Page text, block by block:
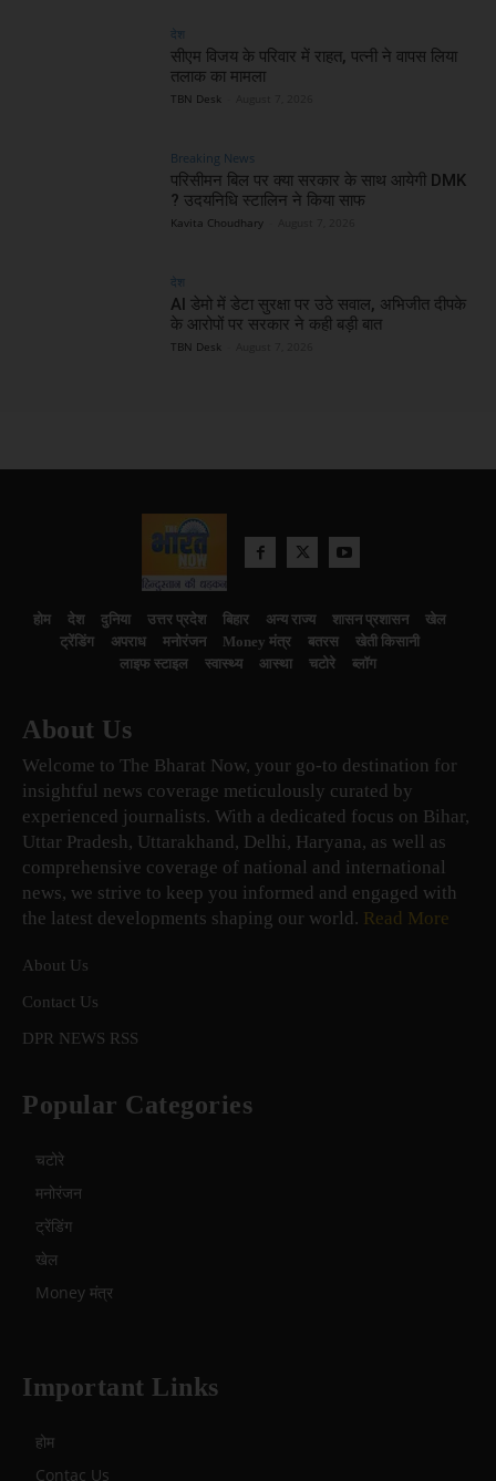
देश
सीएम विजय के परिवार में राहत, पत्नी ने वापस लिया
तलाक का मामला
TBN Desk
Breaking News
परिसीमन बिल पर क्या सरकार के साथ आयेगी DMK
? उदयनिधि स्टालिन ने किया साफ
Kavita Choudhary
देश
AI डेमो में डेटा सुरक्षा पर उठे सवाल, अभिजीत दीपके
के आरोपों पर सरकार ने कही बड़ी बात
TBN Desk
होम देश दुनिया उत्तर प्रदेश बिहार अन्य राज्य शासन प्रशासन
खेल
ट्रेंडिंग
अपराध मनोरंजन Money मंत्र बतरस
खेती किसानी
लाइफ स्टाइल
स्वास्थ्य आस्था चटोरे ब्लॉग
About Us
Welcome to The Bharat Now, your go-to destination for
insightful news coverage meticulously curated by
experienced journalists. With a dedicated focus on Bihar,
Uttar Pradesh, Uttarakhand, Delhi, Haryana, as well as
comprehensive coverage of national and international
news, we strive to keep you informed and engaged with
the latest developments shaping our world. Read More
About Us
Contact Us
DPR NEWS RSS
Popular Categories
चटोरे
मनोरंजन
ट्रेंडिंग
खेल
Money मंत्र
Important Links
होम
Contac Us